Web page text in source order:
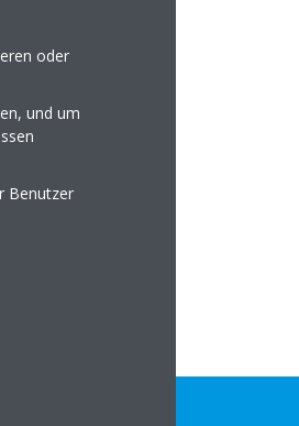
06261 4713
oder
und um
Benutzer